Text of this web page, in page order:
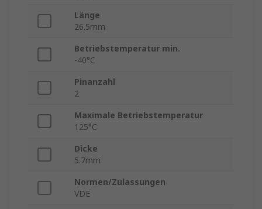
Länge
26.5mm
Betriebstemperatur min.
-40°C
Pinanzahl
2
Maximale Betriebstemperatur
125°C
Dicke
5.7mm
Normen/Zulassungen
VDE